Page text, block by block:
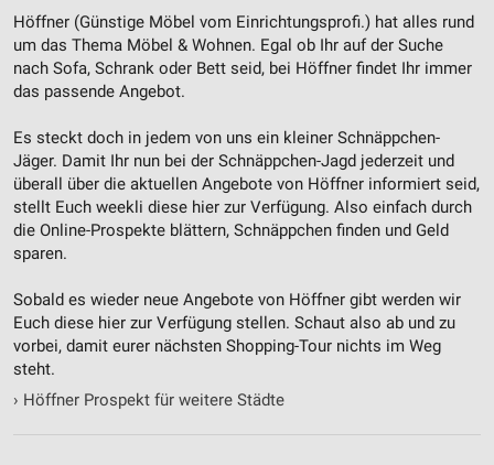
Höffner (Günstige Möbel vom Einrichtungsprofi.) hat alles rund
um das Thema Möbel & Wohnen. Egal ob Ihr auf der Suche
nach Sofa, Schrank oder Bett seid, bei Höffner findet Ihr immer
das passende Angebot.
Es steckt doch in jedem von uns ein kleiner Schnäppchen-
Jäger. Damit Ihr nun bei der Schnäppchen-Jagd jederzeit und
überall über die aktuellen Angebote von Höffner informiert seid,
stellt Euch weekli diese hier zur Verfügung. Also einfach durch
die Online-Prospekte blättern, Schnäppchen finden und Geld
sparen.
Sobald es wieder neue Angebote von Höffner gibt werden wir
Euch diese hier zur Verfügung stellen. Schaut also ab und zu
vorbei, damit eurer nächsten Shopping-Tour nichts im Weg
steht.
› Höffner Prospekt für weitere Städte
Messung der Performance von Inhalten
Analyse von Zielgruppen durch Statistiken oder
Kombinationen von Daten aus verschiedenen
Entwicklung und Verbesserung der Angebote
Verwendung reduzierter Daten zur Auswahl von
Inhalten
IAB-Besonderheiten:
Verwendung genauer Standortdaten
Geräte anhand von aktiv angeforderten
Informationen identifizieren
Nicht-IAB-Verarbeitungszwecke: